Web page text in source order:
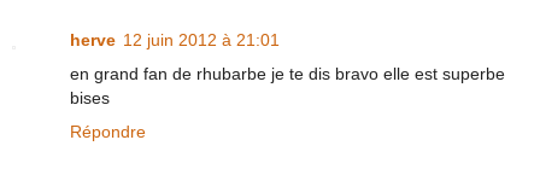
herve 12 juin 2012 à 21:01
en grand fan de rhubarbe je te dis bravo elle est superbe
bises
Répondre